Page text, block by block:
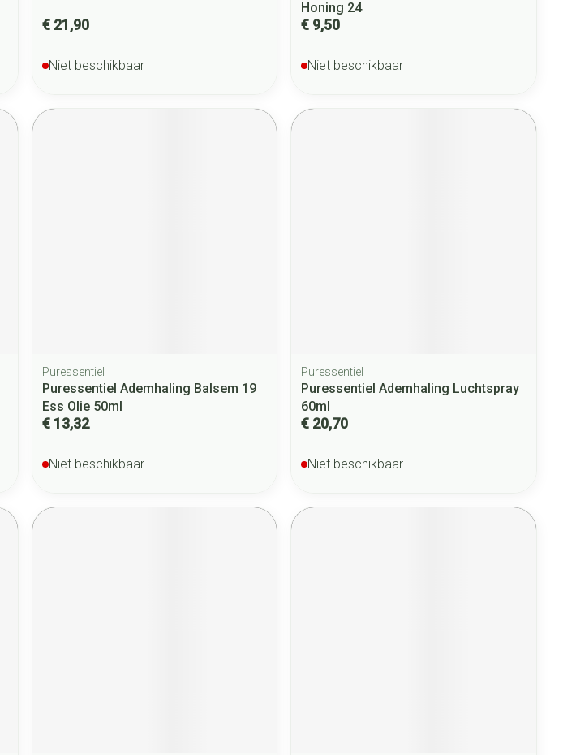
€ 21,90
Niet beschikbaar
Honing 24
€ 9,50
Niet beschikbaar
Puressentiel
Puressentiel Ademhaling Balsem 19
Ess Olie 50ml
€ 13,32
Niet beschikbaar
Puressentiel
Puressentiel Ademhaling Luchtspray
60ml
€ 20,70
Niet beschikbaar